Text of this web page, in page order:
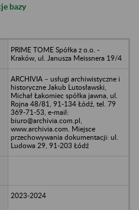
bazy
PRIME TOME Spółka z o.o. -
Kraków, ul. Janusza Meissnera 19/4
ARCHIVIA – usługi archiwistyczne i
historyczne Jakub Lutosławski,
Michał Łakomiec spółka jawna, ul.
Rojna 48/81, 91-134 Łódź, tel. 79
369-71-53, e-mail:
biuro@archivia.com.pl,
www.archivia.com. Miejsce
przechowywania dokumentacji: ul.
Ludowa 29, 91-203 Łódź
2023-2024